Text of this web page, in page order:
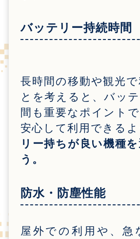
バッテリー持続時間
長時間の移動や観光で
とを考えると、バッ
間も重要なポイント
安心して利用できる
リー持ちが良い機種
う。
防水・防塵性能
屋外での利用や、急